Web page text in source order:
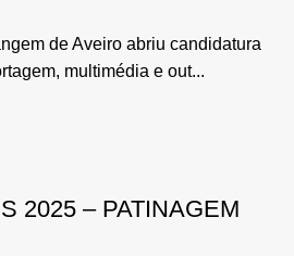
de Aveiro abriu candidatura
multimédia e out...
2025 – PATINAGEM